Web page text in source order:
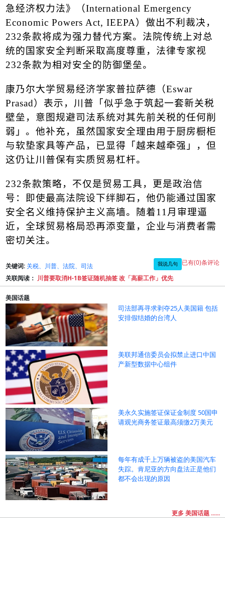
急经济权力法》（International Emergency
Economic Powers Act, IEEPA）做出不利裁决，
232条款将成为强力替代方案。法院传统上对总
统的国家安全判断采取高度尊重，法律专家视
232条款为相对安全的防御堡垒。
康乃尔大学贸易经济学家普拉萨德（Eswar
Prasad）表示，川普「似乎急于筑起一套新关税
壁垒，意图规避司法系统对其先前关税的任何削
弱」。他补充，虽然国家安全理由用于厨房橱柜
与软垫家具等产品，已显得「越来越牵强」，但
这仍让川普保有实质贸易杠杆。
232条款策略，不仅是贸易工具，更是政治信
号：即使最高法院设下绊脚石，他仍能通过国家
安全名义维持保护主义高墙。随着11 月审理逼
近，全球贸易格局恐再添变量，企业与消费者需
密切关注。
关键词: 关税、川普、法院、司法 我说几句 已有(0)条评论
关联阅读： 川普要取消H-1B签证随机抽签 改「高薪工作」优先
美国话题
司法部再寻求剥夺25人美国籍 包括
安排假结婚的台湾人
美联邦通信委员会拟禁止进口中国
产新型数据中心组件
美永久实施签证保证金制度 50国申
请观光商务签证最高须缴2万美元
每年有成千上万辆被盗的美国汽车
失踪。肯尼亚的方向盘法正是他们
都不会出现的原因
更多 美国话题 ......